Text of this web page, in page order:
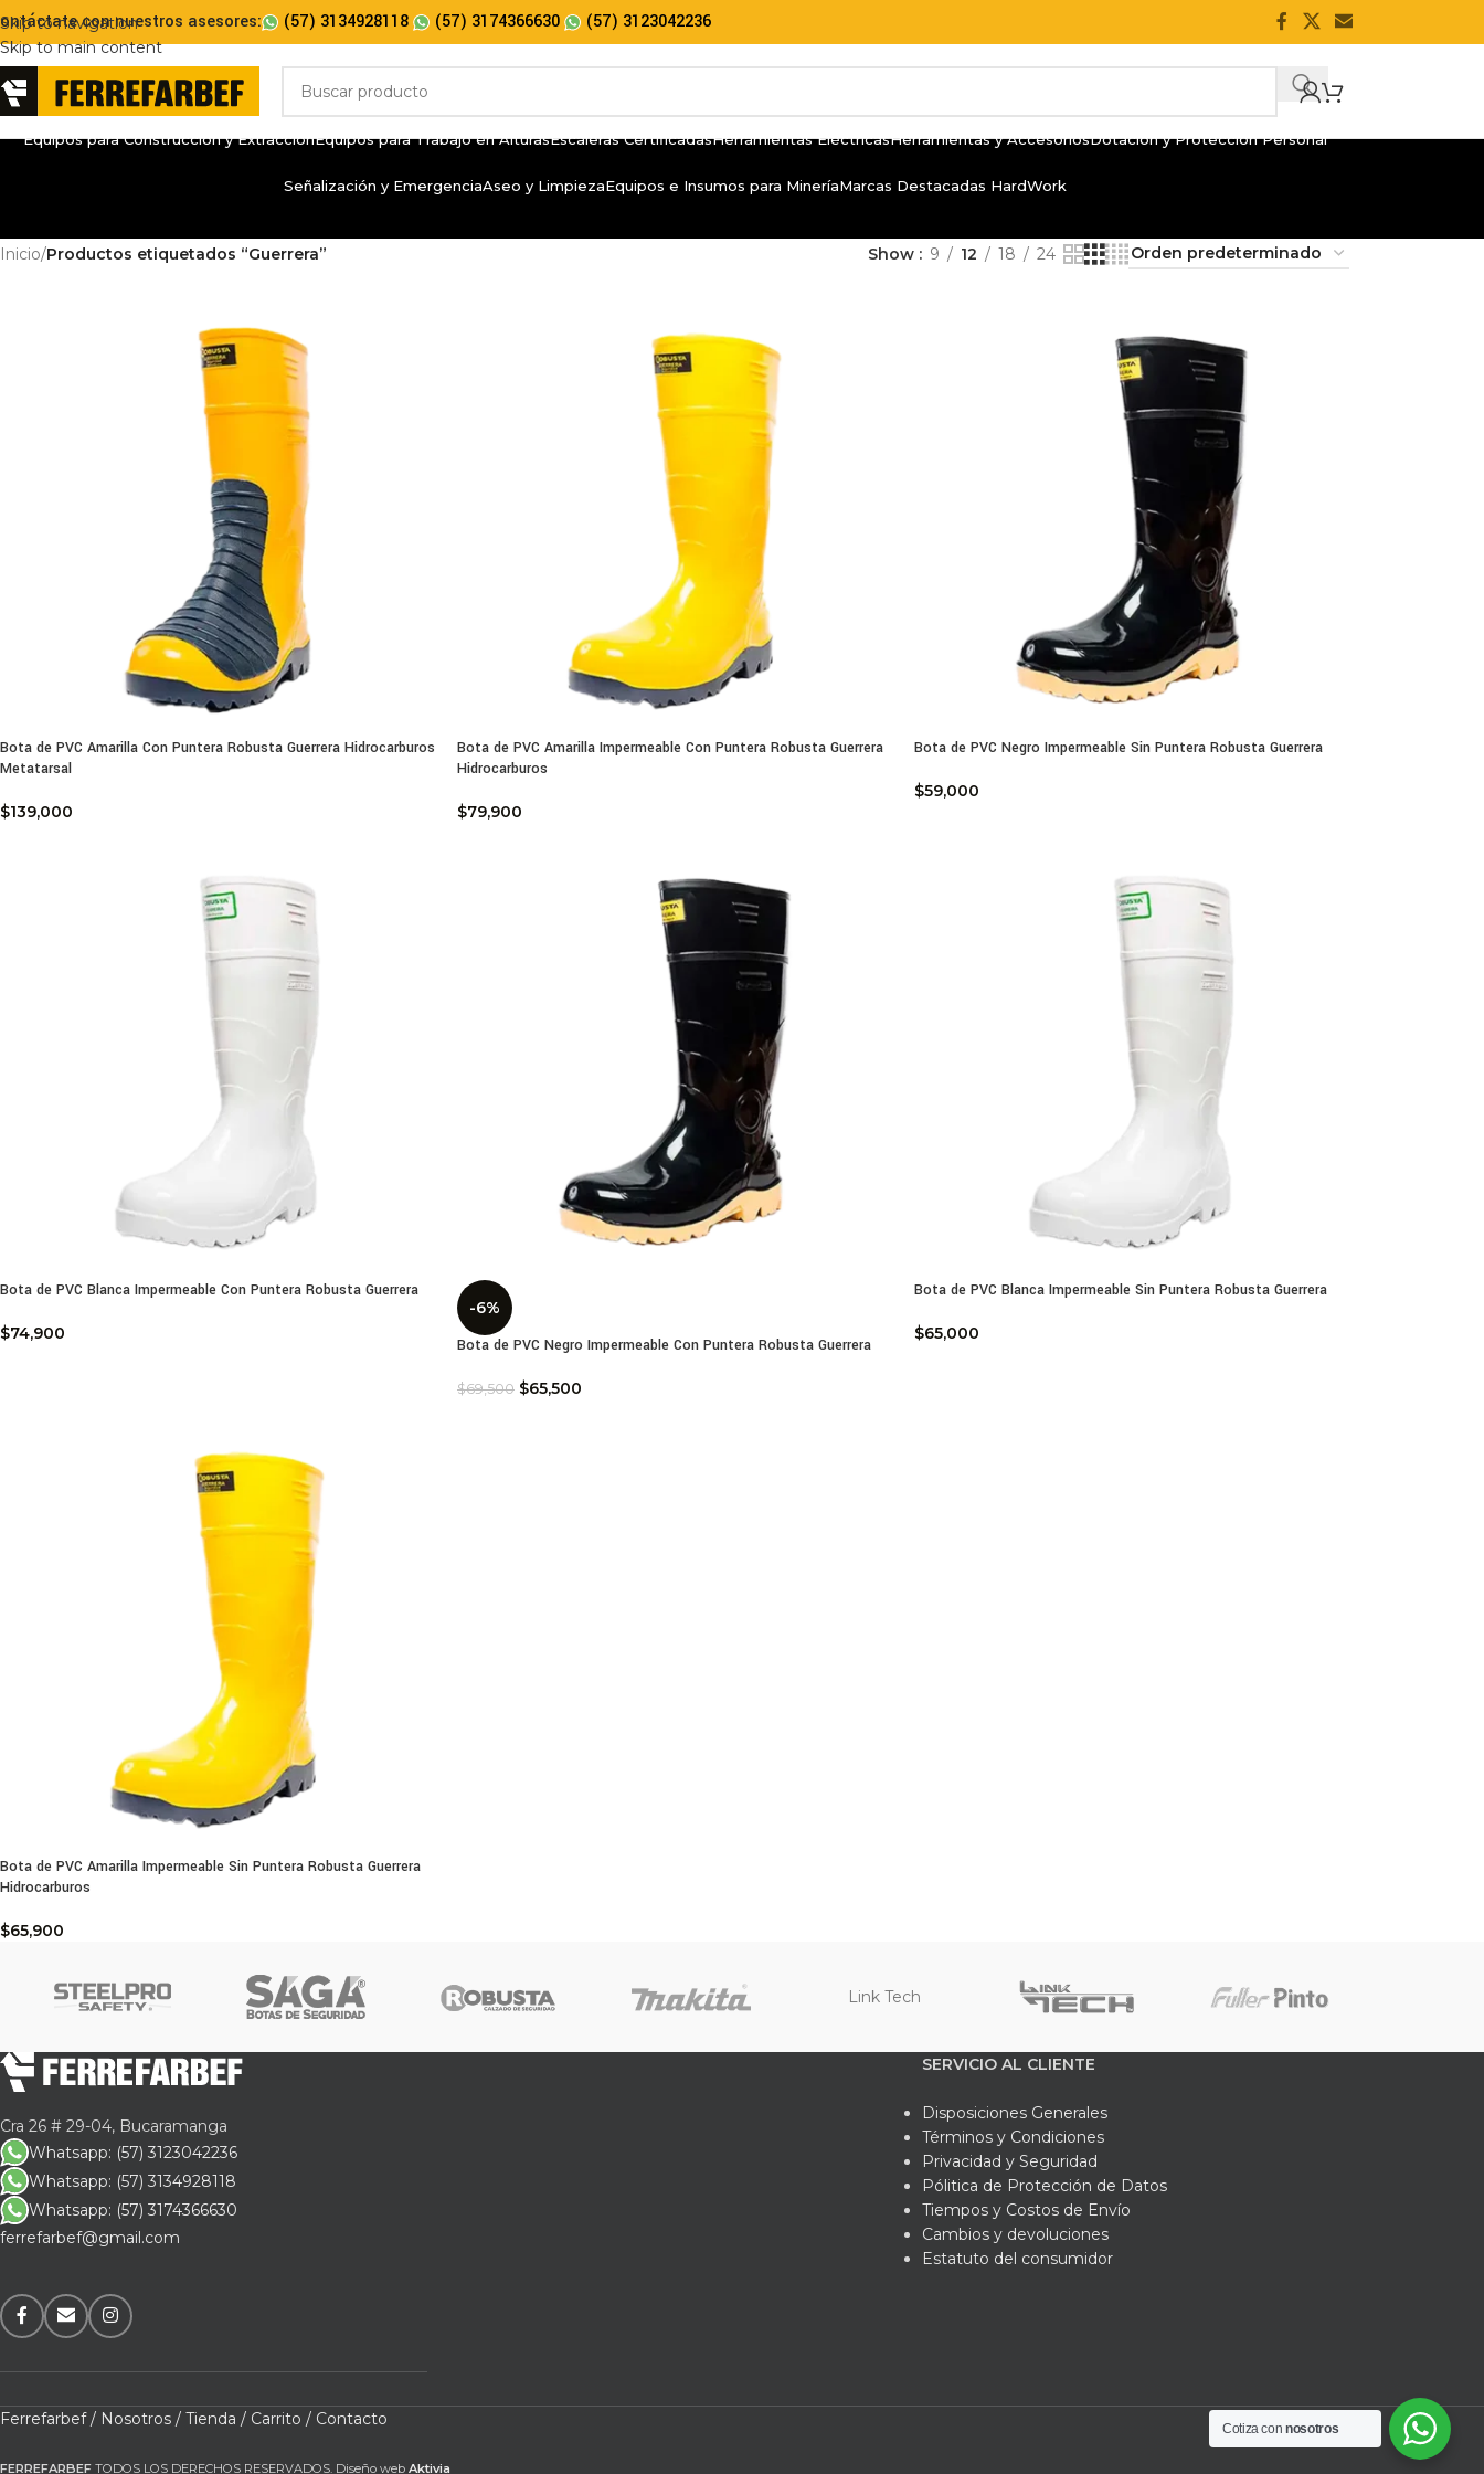
Skip to navigation
Skip to main content
con nuestros asesores: (57) 3134928118 (57) 3174366630 (57) 3123042236
Equipos para Construcción y ExtracciónEquipos para Trabajo en AlturasEscaleras CertificadasHerramientas EléctricasHerramientas y AccesoriosDotación y Protección Personal
Señalización y EmergenciaAseo y LimpiezaEquipos e Insumos para MineríaMarcas Destacadas HardWork
Inicio/Productos etiquetados “Guerrera” Show 9 12 18 24
Bota de PVC Amarilla Con Puntera Robusta Guerrera Hidrocarburos
Metatarsal
$139,000
Bota de PVC Amarilla Impermeable Con Puntera Robusta Guerrera
Hidrocarburos
$79,900
Bota de PVC Negro Impermeable Sin Puntera Robusta Guerrera
$59,000
Bota de PVC Blanca Impermeable Con Puntera Robusta Guerrera
$74,900
-6%
Bota de PVC Negro Impermeable Con Puntera Robusta Guerrera
$69,500 $65,500
Bota de PVC Blanca Impermeable Sin Puntera Robusta Guerrera
$65,000
Bota de PVC Amarilla Impermeable Sin Puntera Robusta Guerrera
Hidrocarburos
$65,900
Link Tech
Cra 26 # 29-04, Bucaramanga
Whatsapp: (57) 3123042236
Whatsapp: (57) 3134928118
Whatsapp: (57) 3174366630
ferrefarbef@gmail.com
SERVICIO AL CLIENTE
Disposiciones Generales
Términos y Condiciones
Privacidad y Seguridad
Pólitica de Protección de Datos
Tiempos y Costos de Envío
Cambios y devoluciones
Estatuto del consumidor
Ferrefarbef / Nosotros / Tienda / Carrito / Contacto
FERREFARBEF TODOS LOS DERECHOS RESERVADOS. Diseño web Aktivia
Cotiza connosotros